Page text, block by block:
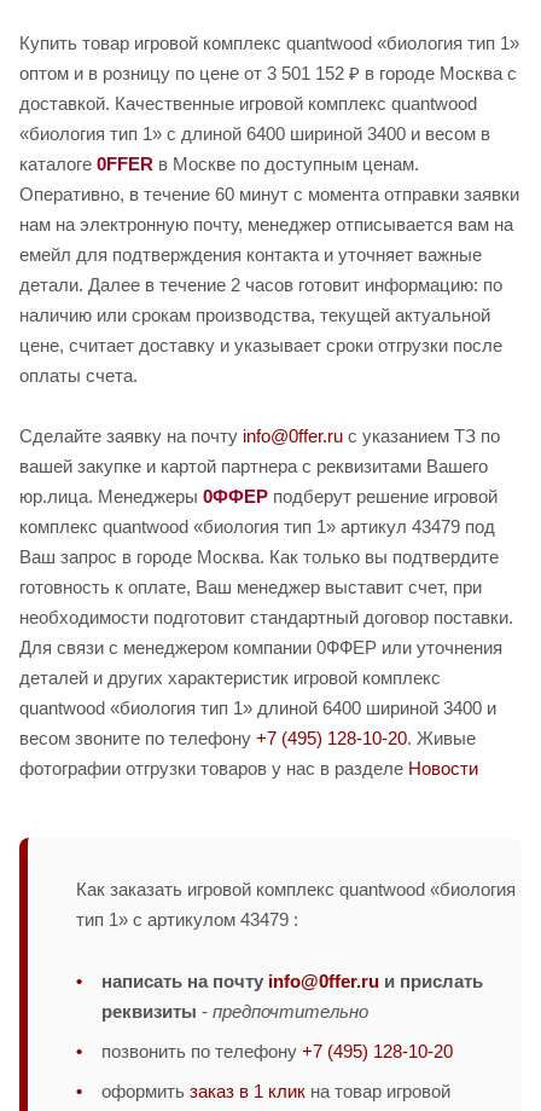
Купить товар игровой комплекс quantwood «биология тип 1»
оптом и в розницу по цене от 3 501 152 ₽ в городе Москва с
доставкой. Качественные игровой комплекс quantwood
«биология тип 1» с длиной 6400 шириной 3400 и весом в
каталоге 0FFER в Москве по доступным ценам.
Оперативно, в течение 60 минут с момента отправки заявки
нам на электронную почту, менеджер отписывается вам на
емейл для подтверждения контакта и уточняет важные
детали. Далее в течение 2 часов готовит информацию: по
наличию или срокам производства, текущей актуальной
цене, считает доставку и указывает сроки отгрузки после
оплаты счета.
Сделайте заявку на почту info@0ffer.ru с указанием ТЗ по
вашей закупке и картой партнера с реквизитами Вашего
юр.лица. Менеджеры 0ФФЕР подберут решение игровой
комплекс quantwood «биология тип 1» артикул 43479 под
Ваш запрос в городе Москва. Как только вы подтвердите
готовность к оплате, Ваш менеджер выставит счет, при
необходимости подготовит стандартный договор поставки.
Для связи с менеджером компании 0ФФЕР или уточнения
деталей и других характеристик игровой комплекс
quantwood «биология тип 1» длиной 6400 шириной 3400 и
весом звоните по телефону +7 (495) 128-10-20. Живые
фотографии отгрузки товаров у нас в разделе Новости
Как заказать игровой комплекс quantwood «биология
тип 1» с артикулом 43479 :
написать на почту info@0ffer.ru и прислать
реквизиты - предпочтительно
позвонить по телефону +7 (495) 128-10-20
оформить заказ в 1 клик на товар игровой